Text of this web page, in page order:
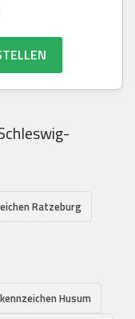
Ratzeburg
Husum